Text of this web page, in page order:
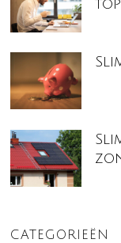
CATEGORIEËN